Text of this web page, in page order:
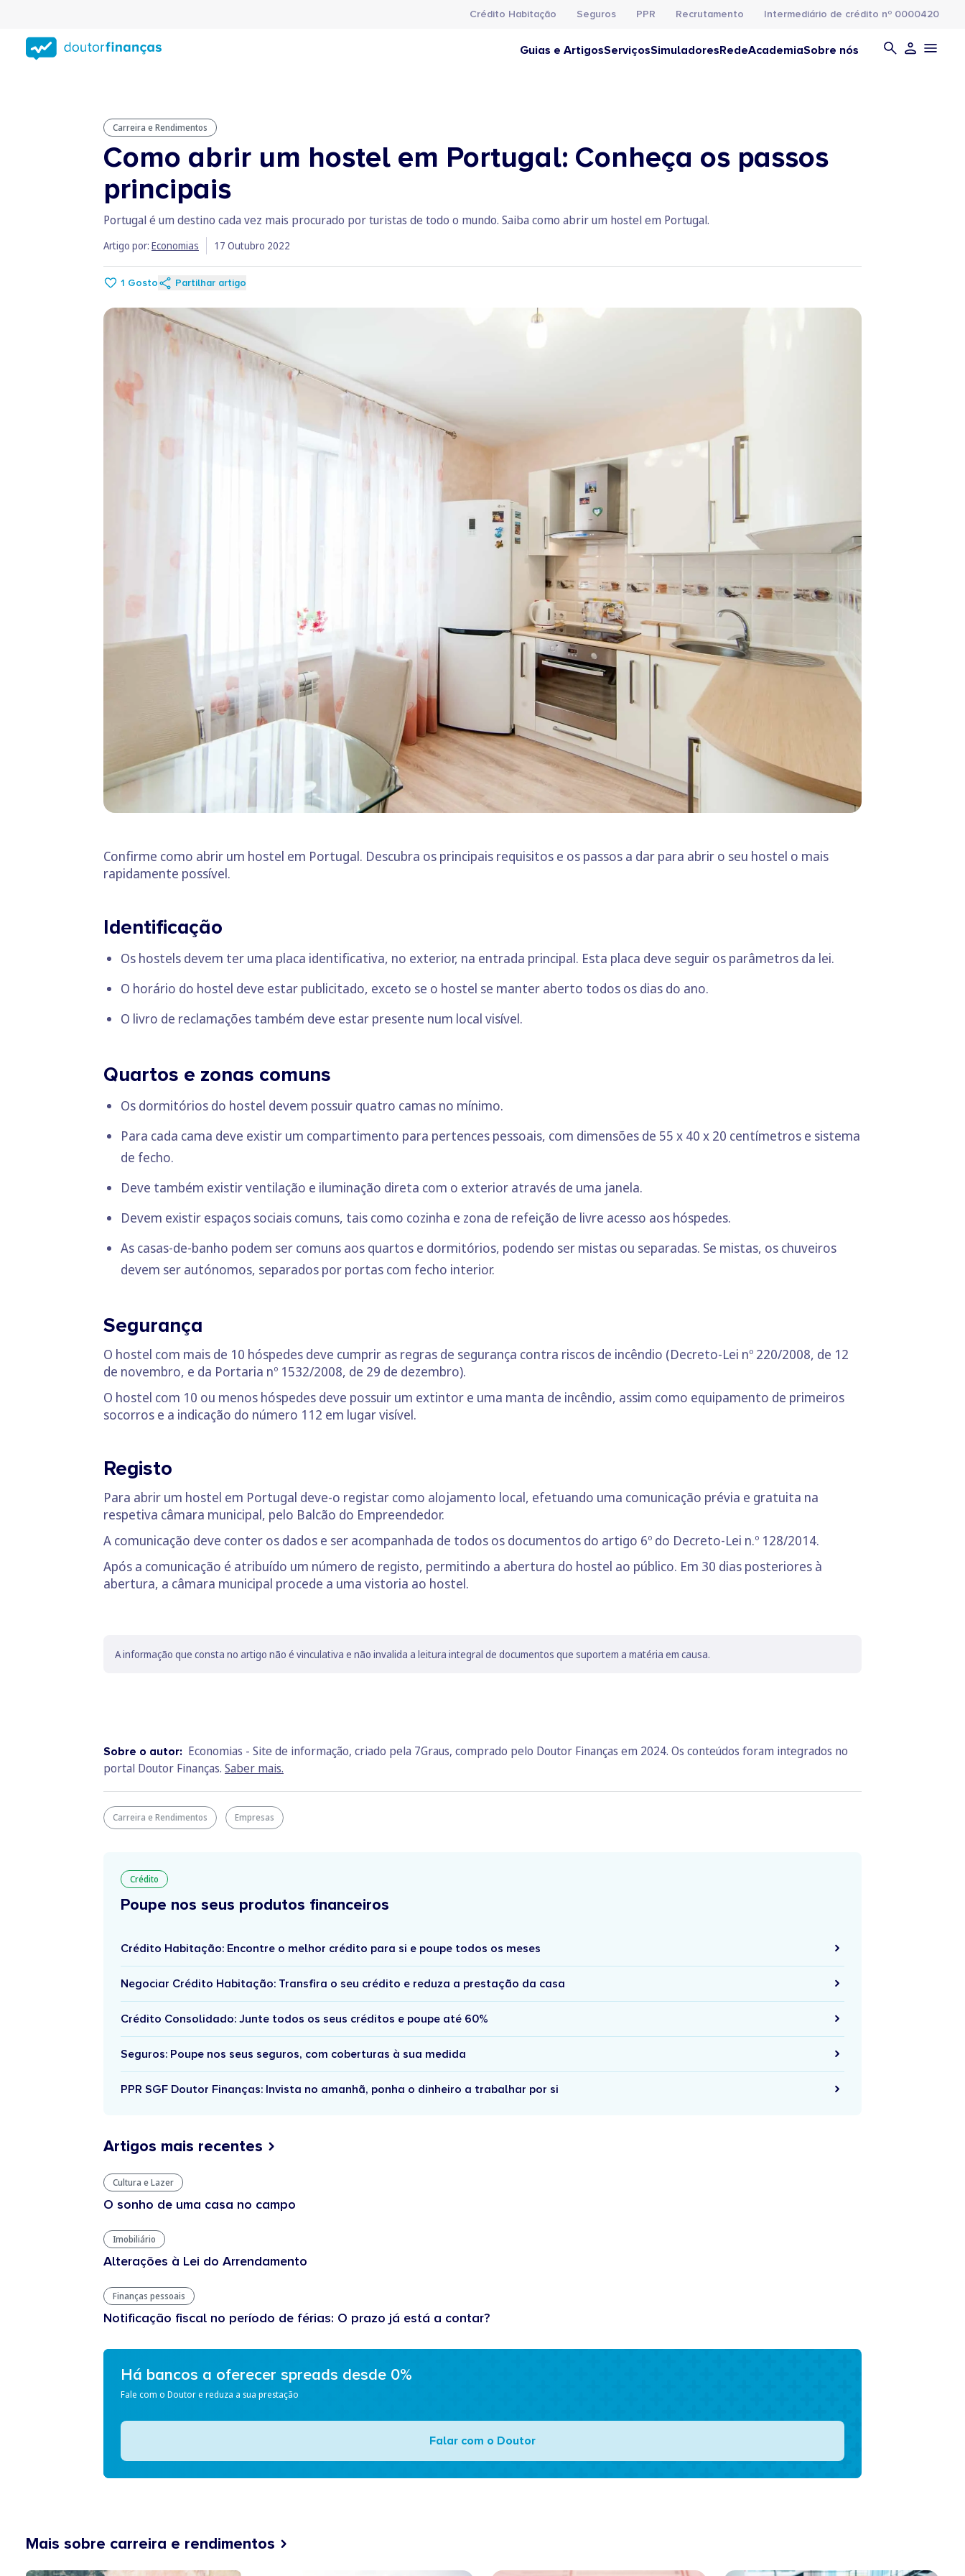
conteúdo
principal
Crédito Habitação Seguros PPR Recrutamento Intermediário de crédito nº 0000420
Guias e ArtigosServiçosSimuladoresRedeAcademiaSobre nós
Carreira e Rendimentos
Como abrir um hostel em Portugal: Conheça os passos
principais
Portugal é um destino cada vez mais procurado por turistas de todo o mundo. Saiba como abrir um hostel em Portugal.
Artigo por: Economias 17 Outubro 2022
1 Gosto Partilhar artigo
Confirme como abrir um hostel em Portugal. Descubra os principais requisitos e os passos a dar para abrir o seu hostel o mais
rapidamente possível.
Identificação
Os hostels devem ter uma placa identificativa, no exterior, na entrada principal. Esta placa deve seguir os parâmetros da lei.
O horário do hostel deve estar publicitado, exceto se o hostel se manter aberto todos os dias do ano.
O livro de reclamações também deve estar presente num local visível.
Quartos e zonas comuns
Os dormitórios do hostel devem possuir quatro camas no mínimo.
Para cada cama deve existir um compartimento para pertences pessoais, com dimensões de 55 x 40 x 20 centímetros e sistema
de fecho.
Deve também existir ventilação e iluminação direta com o exterior através de uma janela.
Devem existir espaços sociais comuns, tais como cozinha e zona de refeição de livre acesso aos hóspedes.
As casas-de-banho podem ser comuns aos quartos e dormitórios, podendo ser mistas ou separadas. Se mistas, os chuveiros
devem ser autónomos, separados por portas com fecho interior.
Segurança
O hostel com mais de 10 hóspedes deve cumprir as regras de segurança contra riscos de incêndio (Decreto-Lei nº 220/2008, de 12
de novembro, e da Portaria nº 1532/2008, de 29 de dezembro).
O hostel com 10 ou menos hóspedes deve possuir um extintor e uma manta de incêndio, assim como equipamento de primeiros
socorros e a indicação do número 112 em lugar visível.
Registo
Para abrir um hostel em Portugal deve-o registar como alojamento local, efetuando uma comunicação prévia e gratuita na
respetiva câmara municipal, pelo Balcão do Empreendedor.
A comunicação deve conter os dados e ser acompanhada de todos os documentos do artigo 6º do Decreto-Lei n.º 128/2014.
Após a comunicação é atribuído um número de registo, permitindo a abertura do hostel ao público. Em 30 dias posteriores à
abertura, a câmara municipal procede a uma vistoria ao hostel.
A informação que consta no artigo não é vinculativa e não invalida a leitura integral de documentos que suportem a matéria em causa.
Sobre o autor: Economias - Site de informação, criado pela 7Graus, comprado pelo Doutor Finanças em 2024. Os conteúdos foram integrados no
portal Doutor Finanças. Saber mais.
Carreira e Rendimentos Empresas
Crédito
Poupe nos seus produtos financeiros
Crédito Habitação: Encontre o melhor crédito para si e poupe todos os meses
Negociar Crédito Habitação: Transfira o seu crédito e reduza a prestação da casa
Crédito Consolidado: Junte todos os seus créditos e poupe até 60%
Seguros: Poupe nos seus seguros, com coberturas à sua medida
PPR SGF Doutor Finanças: Invista no amanhã, ponha o dinheiro a trabalhar por si
Artigos mais recentes
Cultura e Lazer
O sonho de uma casa no campo
Imobiliário
Alterações à Lei do Arrendamento
Finanças pessoais
Notificação fiscal no período de férias: O prazo já está a contar?
Há bancos a oferecer spreads desde 0%
Fale com o Doutor e reduza a sua prestação
Falar com o Doutor
Mais sobre carreira e rendimentos